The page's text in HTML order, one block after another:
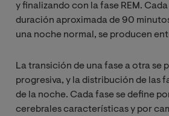
y finalizando con la fase REM.
duración aproximada de 90
una noche normal, se producen
La transición de una fase a otra se
progresiva, y la distribución de las
de la noche. Cada fase se define
cerebrales características y por